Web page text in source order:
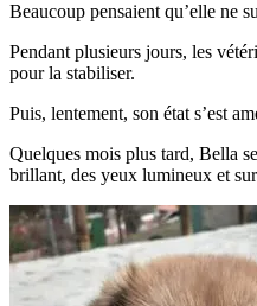
Beaucoup pensaient qu’elle ne
Pendant plusieurs jours, les
pour la stabiliser.
Puis, lentement, son état s’est
Quelques mois plus tard, Bella
brillant, des yeux lumineux et